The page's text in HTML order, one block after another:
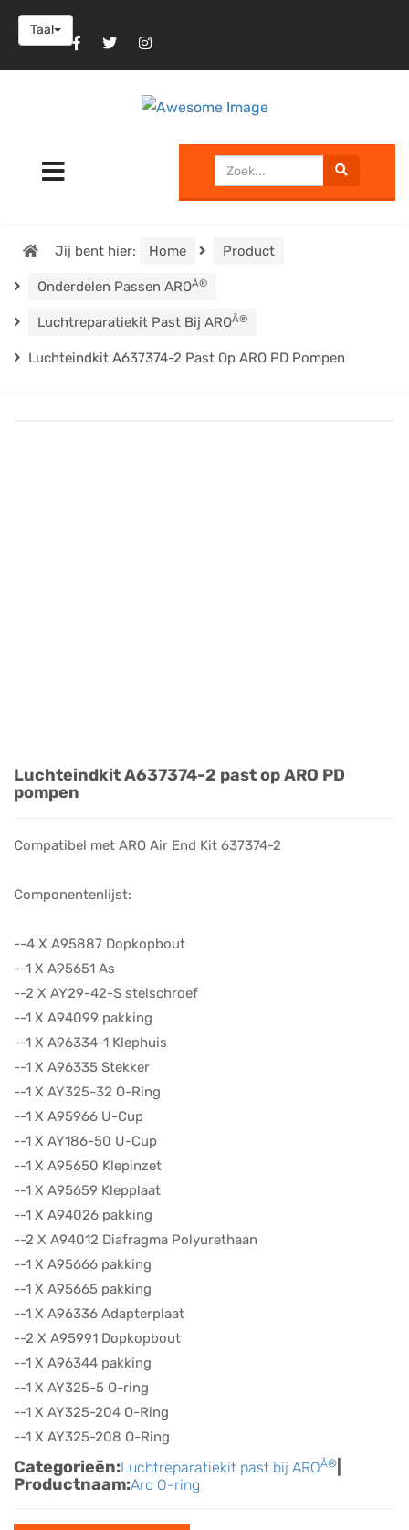
Taal
Jij bent hier: Home Product
Onderdelen Passen AROÂ®
Luchtreparatiekit Past Bij AROÂ®
Luchteindkit A637374-2 Past Op ARO PD Pompen
Luchteindkit A637374-2 past op ARO PD
pompen
Compatibel met ARO Air End Kit 637374-2
Componentenlijst:
--4 X A95887 Dopkopbout
--1 X A95651 As
--2 X AY29-42-S stelschroef
--1 X A94099 pakking
--1 X A96334-1 Klephuis
--1 X A96335 Stekker
--1 X AY325-32 O-Ring
--1 X A95966 U-Cup
--1 X AY186-50 U-Cup
--1 X A95650 Klepinzet
--1 X A95659 Klepplaat
--1 X A94026 pakking
--2 X A94012 Diafragma Polyurethaan
--1 X A95666 pakking
--1 X A95665 pakking
--1 X A96336 Adapterplaat
--2 X A95991 Dopkopbout
--1 X A96344 pakking
--1 X AY325-5 O-ring
--1 X AY325-204 O-Ring
--1 X AY325-208 O-Ring
Categorieën:Luchtreparatiekit past bij AROÂ®
Productnaam:Aro O-ring